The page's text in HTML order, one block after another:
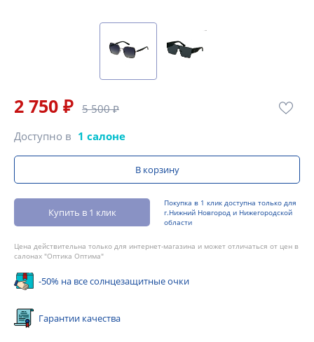
2 750 ₽ 5 500 ₽
Доступно в 1 салоне
В корзину
Купить в 1 клик
Покупка в 1 клик доступна только для
г.Нижний Новгород и Нижегородской
области
Цена действительна только для интернет-магазина и может отличаться от цен в
салонах "Оптика Оптима"
-50% на все солнцезащитные очки
Гарантии качества